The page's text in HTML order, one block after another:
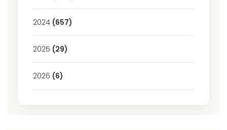
2024 (657)
2025 (29)
2026 (6)